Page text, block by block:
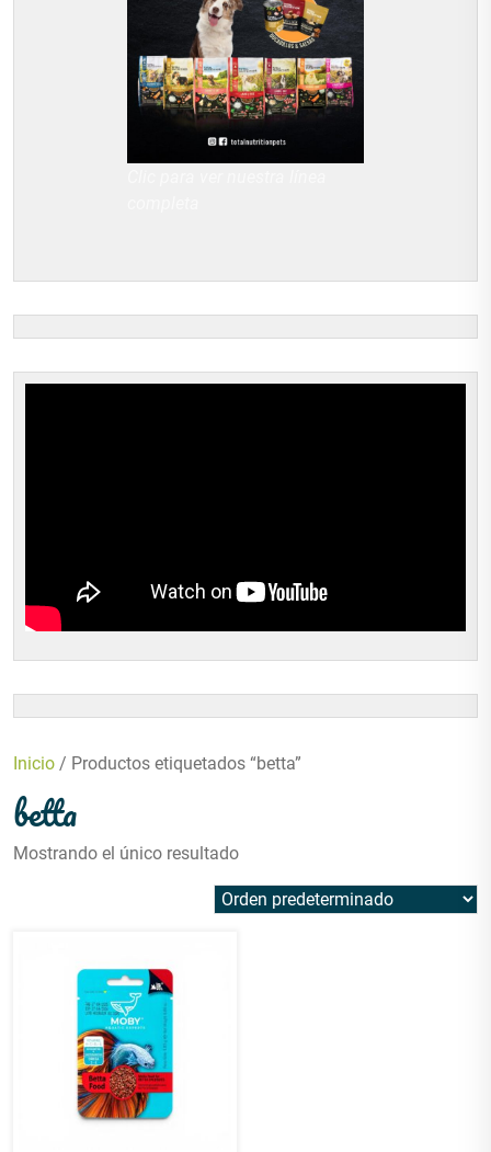
Inicio / Productos etiquetados “betta”
betta
Mostrando el único resultado